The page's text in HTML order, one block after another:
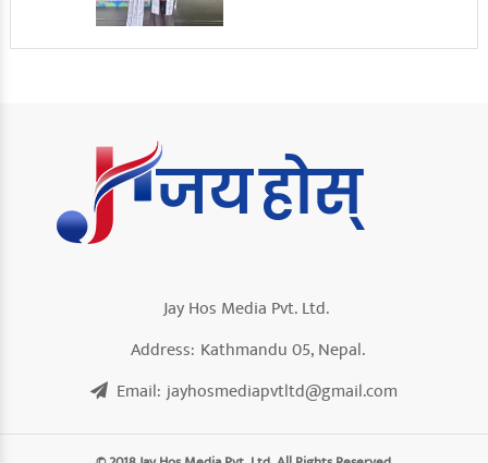
Jay Hos Media Pvt. Ltd.
Address: Kathmandu 05, Nepal.
Email: jayhosmediapvtltd@gmail.com